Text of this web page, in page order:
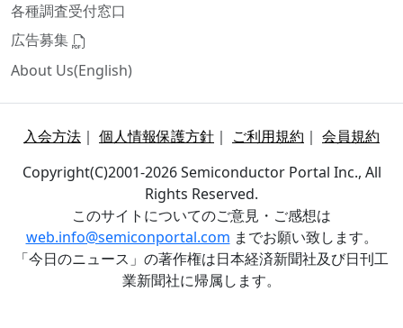
各種調査受付窓口
広告募集
About Us(English)
入会方法 ｜ 個人情報保護方針 ｜ ご利用規約 ｜ 会員規約
Copyright(C)2001-2026 Semiconductor Portal Inc., All
Rights Reserved.
このサイトについてのご意見・ご感想は
web.info@semiconportal.com までお願い致します。
「今日のニュース」の著作権は日本経済新聞社及び日刊工
業新聞社に帰属します。